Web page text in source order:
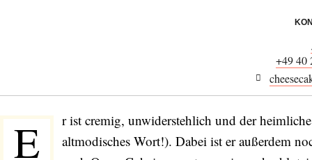
+49 40
E
r ist cremig, unwiderstehlich und der
altmodisches Wort!). Dabei ist er außerdem